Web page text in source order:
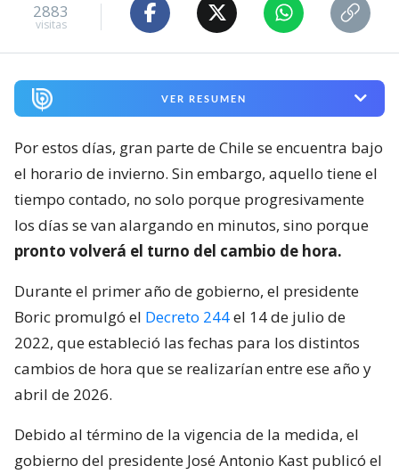
2883
visitas
VER RESUMEN
Por estos días, gran parte de Chile se encuentra bajo
el horario de invierno. Sin embargo, aquello tiene el
tiempo contado, no solo porque progresivamente
los días se van alargando en minutos, sino porque
pronto volverá el turno del cambio de hora.
Durante el primer año de gobierno, el presidente
Boric promulgó el Decreto 244el 14 de julio de
2022, que estableció las fechas para los distintos
cambios de hora que se realizarían entre ese año y
abril de 2026.
Debido al término de la vigencia de la medida, el
gobierno del presidente José Antonio Kast publicó el